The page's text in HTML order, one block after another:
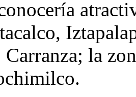
Carranza; la